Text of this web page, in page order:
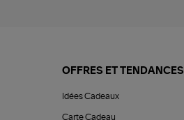
OFFRES ET TENDANCES
Idées Cadeaux
Carte Cadeau